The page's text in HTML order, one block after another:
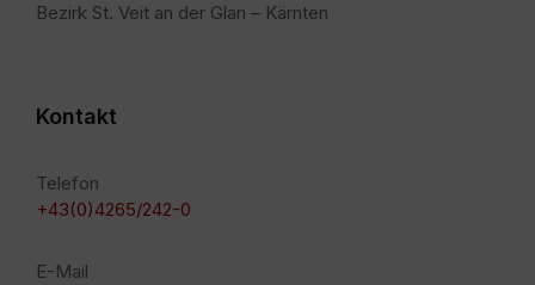
Bezirk St. Veit an der Glan – Kärnten
Kontakt
Telefon
+43(0)4265/242-0
E-Mail